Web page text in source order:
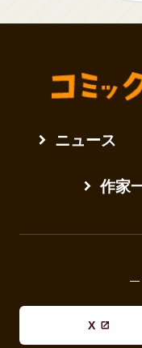
ニュース
作家
X